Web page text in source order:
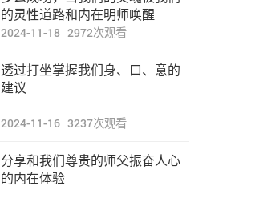
的灵性道路和内在明师唤醒
2024-11-18 2972次观看
透过打坐掌握我们身、口、意的
建议
2024-11-16 3237次观看
分享和我们尊贵的师父振奋人心
的内在体验